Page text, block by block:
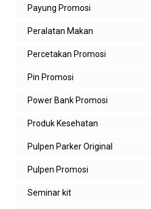
Payung Promosi
Peralatan Makan
Percetakan Promosi
Pin Promosi
Power Bank Promosi
Produk Kesehatan
Pulpen Parker Original
Pulpen Promosi
Seminar kit